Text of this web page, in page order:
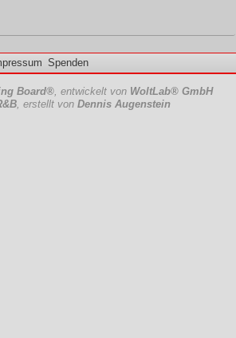
Spenden
Board®, entwickelt von WoltLab® GmbH
, erstellt von Dennis Augenstein